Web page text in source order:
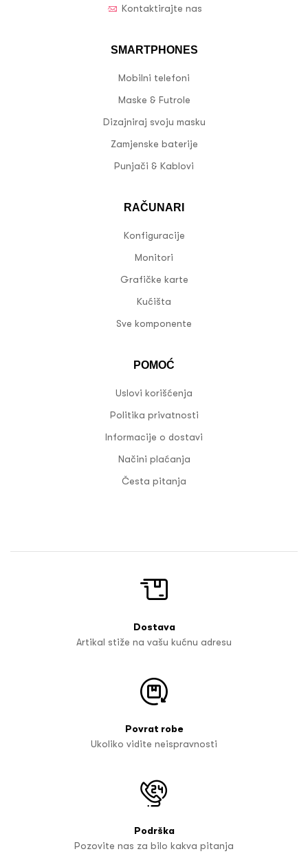
Kontaktirajte nas
SMARTPHONES
Mobilni telefoni
Maske & Futrole
Dizajniraj svoju masku
Zamjenske baterije
Punjači & Kablovi
RAČUNARI
Konfiguracije
Monitori
Grafičke karte
Kućišta
Sve komponente
POMOĆ
Uslovi korišćenja
Politika privatnosti
Informacije o dostavi
Načini plaćanja
Česta pitanja
Dostava
Artikal stiže na vašu kućnu adresu
Povrat robe
Ukoliko vidite neispravnosti
Podrška
Pozovite nas za bilo kakva pitanja